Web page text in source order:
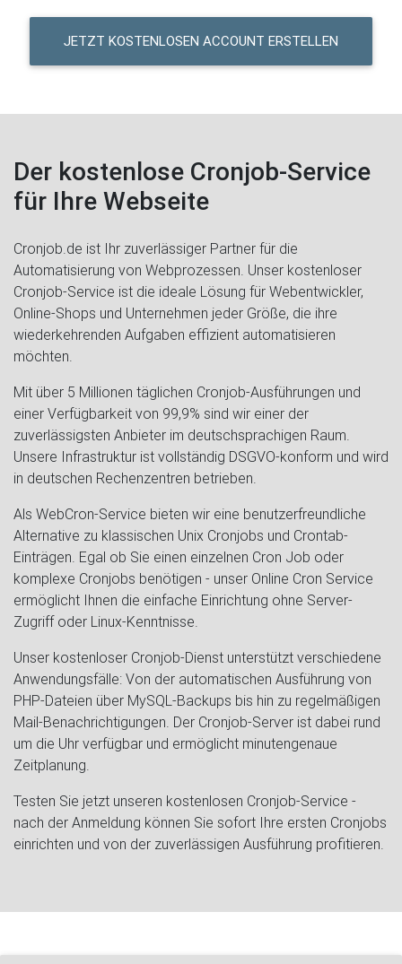
JETZT KOSTENLOSEN ACCOUNT ERSTELLEN
Der kostenlose Cronjob-Service
für Ihre Webseite
Cronjob.de ist Ihr zuverlässiger Partner für die
Automatisierung von Webprozessen. Unser kostenloser
Cronjob-Service ist die ideale Lösung für Webentwickler,
Online-Shops und Unternehmen jeder Größe, die ihre
wiederkehrenden Aufgaben effizient automatisieren
möchten.
Mit über 5 Millionen täglichen Cronjob-Ausführungen und
einer Verfügbarkeit von 99,9% sind wir einer der
zuverlässigsten Anbieter im deutschsprachigen Raum.
Unsere Infrastruktur ist vollständig DSGVO-konform und wird
in deutschen Rechenzentren betrieben.
Als WebCron-Service bieten wir eine benutzerfreundliche
Alternative zu klassischen Unix Cronjobs und Crontab-
Einträgen. Egal ob Sie einen einzelnen Cron Job oder
komplexe Cronjobs benötigen - unser Online Cron Service
ermöglicht Ihnen die einfache Einrichtung ohne Server-
Zugriff oder Linux-Kenntnisse.
Unser kostenloser Cronjob-Dienst unterstützt verschiedene
Anwendungsfälle: Von der automatischen Ausführung von
PHP-Dateien über MySQL-Backups bis hin zu regelmäßigen
Mail-Benachrichtigungen. Der Cronjob-Server ist dabei rund
um die Uhr verfügbar und ermöglicht minutengenaue
Zeitplanung.
Testen Sie jetzt unseren kostenlosen Cronjob-Service -
nach der Anmeldung können Sie sofort Ihre ersten Cronjobs
einrichten und von der zuverlässigen Ausführung profitieren.